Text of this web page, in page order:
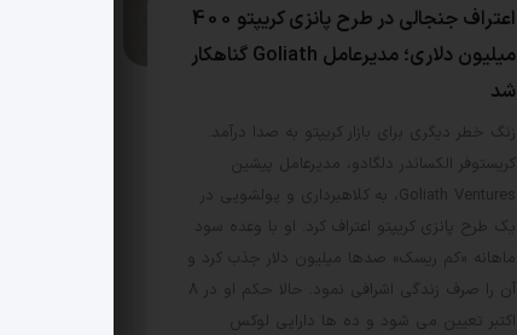
اعتراف جنجالی در طرح پانزی کریپتو 400
میلیون دلاری؛ مدیرعامل Goliath گناهکار
شد
زنگ خطر دیگری برای بازار کریپتو به صدا درآمد.
کریستوفر الکساندر دلگادو، مدیرعامل پیشین
Goliath Ventures، به کلاهبرداری و پولشویی در
یک طرح پانزی کریپتو اعتراف کرد. او با وعده سود
ماهانه «کم ریسک» صدها میلیون دلار جذب کرد و
آن را صرف زندگی اشرافی نمود. حالا حکم او در 8
اکتبر تعیین می شود و ده ها دارایی لوکس